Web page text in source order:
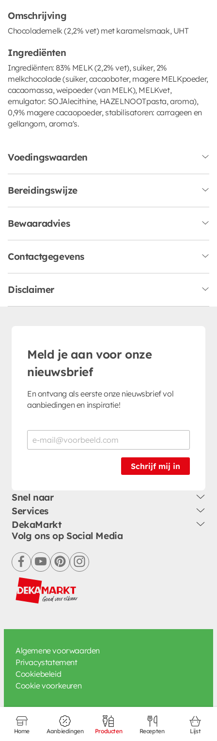
Omschrijving
Chocolademelk (2,2% vet) met karamelsmaak, UHT
Ingrediënten
Ingrediënten: 83% MELK (2,2% vet), suiker, 2%
melkchocolade (suiker, cacaoboter, magere MELKpoeder,
cacaomassa, weipoeder (van MELK), MELKvet,
emulgator: SOJAlecithine, HAZELNOOTpasta, aroma),
0,9% magere cacaopoeder, stabilisatoren: carrageen en
gellangom, aroma's.
Voedingswaarden
Bereidingswijze
Bewaaradvies
Contactgegevens
Disclaimer
Meld je aan voor onze
nieuwsbrief
En ontvang als eerste onze nieuwsbrief vol
aanbiedingen en inspiratie!
Schrijf mij in
Snel naar
Services
DekaMarkt
Volg ons op Social Media
facebookyoutubepinterestinstagram
Algemene voorwaarden
Privacystatement
Cookiebeleid
Cookie voorkeuren
Home Aanbiedingen Producten Recepten Lijst